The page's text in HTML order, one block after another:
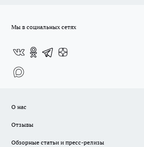
Мы в социальных сетях
О нас
Отзывы
Обзорные статьи и пресс-релизы